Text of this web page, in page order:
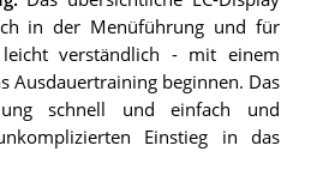
in der Menüführung und für
verständlich - mit einem
Ausdauertraining beginnen. Das
schnell und einfach und
Einstieg in das